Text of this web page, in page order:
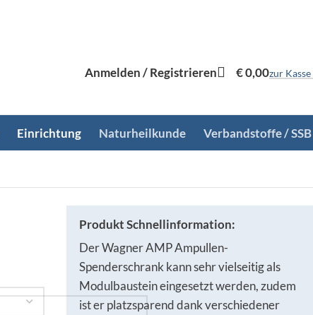
Anmelden / Registrieren €0,00zur Kasse
Einrichtung Naturheilkunde Verbandstoffe / SSB
Produkt Schnellinformation:
Der Wagner AMP Ampullen-
Spenderschrank kann sehr vielseitig als
Modulbaustein eingesetzt werden, zudem
ist er platzsparend dank verschiedener